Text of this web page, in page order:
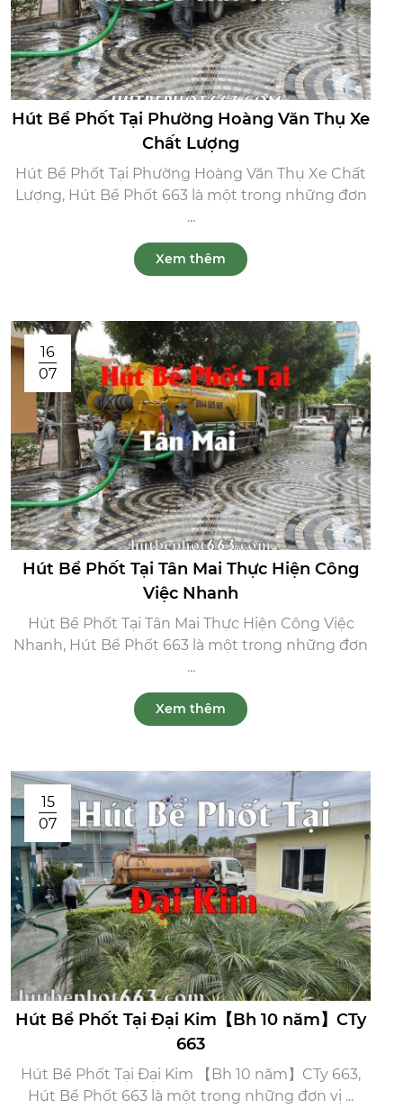
Hút Bể Phốt Tại Phường Hoàng Văn Thụ Xe
Chất Lượng
Hút Bể Phốt Tại Phường Hoàng Văn Thụ Xe Chất
Lượng, Hút Bể Phốt 663 là một trong những đơn
...
Xem thêm
16
07
Hút Bể Phốt Tại Tân Mai Thực Hiện Công
Việc Nhanh
Hút Bể Phốt Tại Tân Mai Thực Hiện Công Việc
Nhanh, Hút Bể Phốt 663 là một trong những đơn
...
Xem thêm
15
07
Hút Bể Phốt Tại Đại Kim【Bh 10 năm】CTy
663
Hút Bể Phốt Tại Đại Kim 【Bh 10 năm】CTy 663,
Hút Bể Phốt 663 là một trong những đơn vị ...